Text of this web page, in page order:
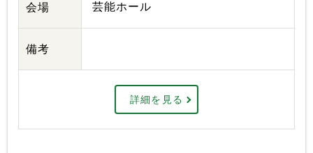
会場 芸能ホール
備考
詳細を見る